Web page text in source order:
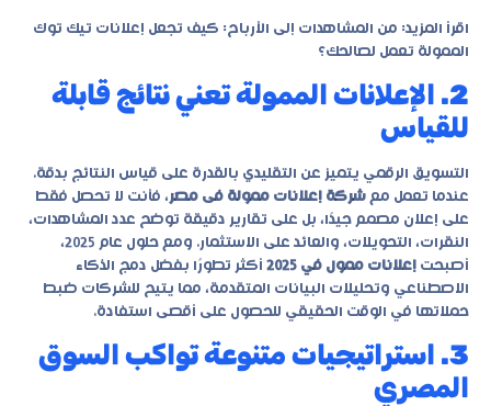
اقرأ المزيد: من المشاهدات إلى الأرباح: كيف تجعل إعلانات تيك توك
الممولة تعمل لصالحك؟
2. الإعلانات الممولة تعني نتائج قابلة
للقياس
التسويق الرقمي يتميز عن التقليدي بالقدرة على قياس النتائج بدقة.
عندما تعمل مع شركة إعلانات ممولة فى مصر، فأنت لا تحصل فقط
على إعلان مصمم جيدًا، بل على تقارير دقيقة توضح عدد المشاهدات،
النقرات، التحويلات، والعائد على الاستثمار. ومع حلول عام 2025،
أصبحت إعلانات ممول في 2025
أكثر تطورًا بفضل دمج الذكاء
الاصطناعي وتحليلات البيانات المتقدمة، مما يتيح للشركات ضبط
حملاتها في الوقت الحقيقي للحصول على أقصى استفادة.
3. استراتيجيات متنوعة تواكب السوق
المصري